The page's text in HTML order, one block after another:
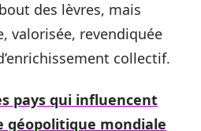
des lèvres, mais
valorisée, revendiquée
collectif.
pays qui influencent
géopolitique mondiale